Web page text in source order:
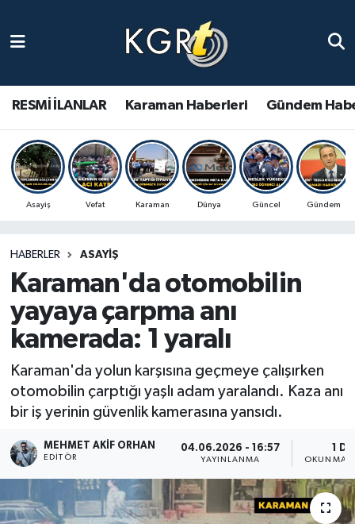
RESMİ İLANLAR Karaman Haberleri Gündem
Asayiş Vefat Karaman Dünya Güncel Gündem
HABERLER ASAYIŞ
Karaman'da otomobilin
yayaya çarpma anı
kamerada: 1 yaralı
Karaman'da yolun karşısına geçmeye çalışırken
otomobilin çarptığı yaşlı adam yaralandı. Kaza anı
bir iş yerinin güvenlik kamerasına yansıdı.
MEHMET AKIF ORHAN
EDITÖR
04.06.2026 - 16:57
YAYINLANMA
1 DK
OKUNMA
Gündem Haberleri
Güncel Haberler
Spor Haberleri
Ulusal Haberler
Vefat Edenler